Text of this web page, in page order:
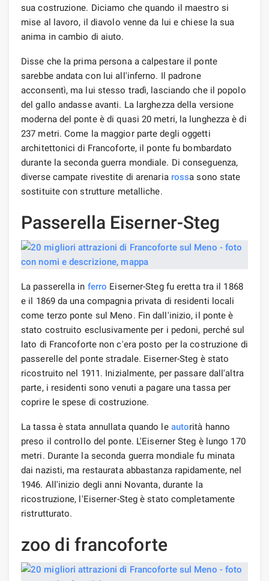
sua costruzione. Diciamo che quando il maestro si
mise al lavoro, il diavolo venne da lui e chiese la sua
anima in cambio di aiuto.
Disse che la prima persona a calpestare il ponte
sarebbe andata con lui all'inferno. Il padrone
acconsentì, ma lui stesso tradì, lasciando che il popolo
del gallo andasse avanti. La larghezza della versione
moderna del ponte è di quasi 20 metri, la lunghezza è di
237 metri. Come la maggior parte degli oggetti
architettonici di Francoforte, il ponte fu bombardato
durante la seconda guerra mondiale. Di conseguenza,
diverse campate rivestite di arenaria rossa sono state
sostituite con strutture metalliche.
Passerella Eiserner-Steg
La passerella in ferro Eiserner-Steg fu eretta tra il 1868
e il 1869 da una compagnia privata di residenti locali
come terzo ponte sul Meno. Fin dall'inizio, il ponte è
stato costruito esclusivamente per i pedoni, perché sul
lato di Francoforte non c'era posto per la costruzione di
passerelle del ponte stradale. Eiserner-Steg è stato
ricostruito nel 1911. Inizialmente, per passare dall'altra
parte, i residenti sono venuti a pagare una tassa per
coprire le spese di costruzione.
La tassa è stata annullata quando le autorità hanno
preso il controllo del ponte. L'Eiserner Steg è lungo 170
metri. Durante la seconda guerra mondiale fu minata
dai nazisti, ma restaurata abbastanza rapidamente, nel
1946. All'inizio degli anni Novanta, durante la
ricostruzione, l'Eiserner-Steg è stato completamente
ristrutturato.
zoo di francoforte